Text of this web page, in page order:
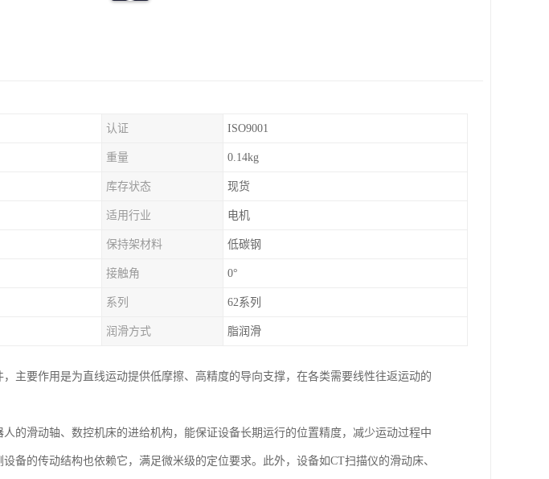
认证 ISO9001
重量 0.14kg
库存状态 现货
适用行业 电机
保持架材料 低碳钢
接触角 0°
系列 62系列
润滑方式 脂润滑
主要作用是为直线运动提供低摩擦、高精度的导向支撑，在各类需要线性往返运动的
的滑动轴、数控机床的进给机构，能保证设备长期运行的位置精度，减少运动过程中
备的传动结构也依赖它，满足微米级的定位要求。此外，设备如CT扫描仪的滑动床、